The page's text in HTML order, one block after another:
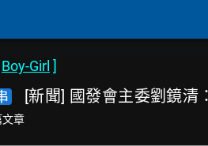
Boy-Girl ]
[新聞] 國發會主委劉鏡清
文章